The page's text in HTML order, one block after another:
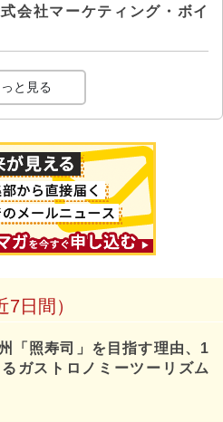
会社マーケティング・ボイ
と見る
日間）
「照寿司」を目指す理由、1
ガストロノミーツーリズム